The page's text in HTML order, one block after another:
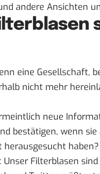
andere Ansichten
eine Gesellschaft,
nicht mehr
neue
bestätigen, wenn
haben?
Unser Filterblasen sind